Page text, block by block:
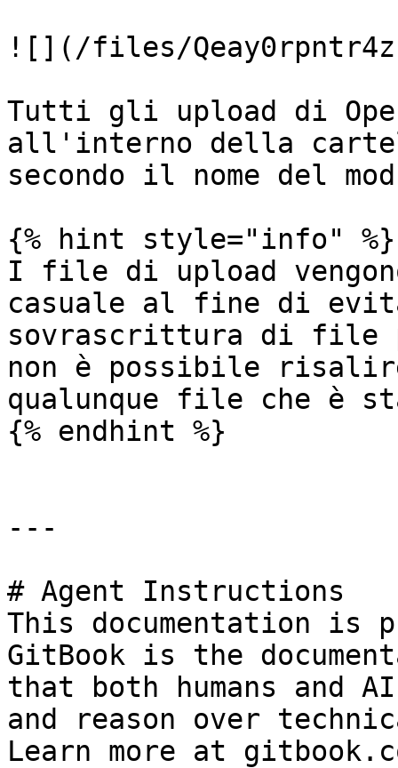
![](/files/
Tutti gli upload di
all'interno della
secondo il nome del
{% hint style="info" %}
I file di upload
casuale al fine di
sovrascrittura di file
non è possibile risalire
qualunque file che è
{% endhint %}
---
# Agent Instructions
This documentation is
GitBook is the
that both humans and
and reason over
Learn more at